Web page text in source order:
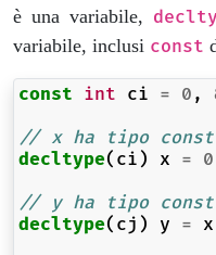
è una variabile,
variabile, inclusi const
const int ci = 0 ,
// x ha tipo
decltype( ci ) x = 0
// y ha tipo
decltype( cj ) y = x